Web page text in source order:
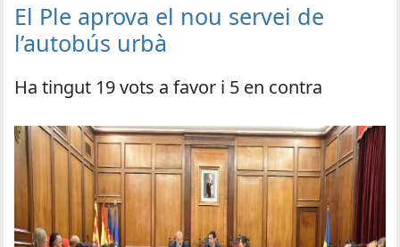
El Ple aprova el nou servei de
l’autobús urbà
Ha tingut 19 vots a favor i 5 en contra